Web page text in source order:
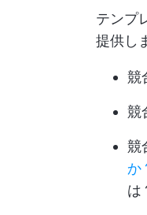
テンプ
提供し
競
競
競
か
は